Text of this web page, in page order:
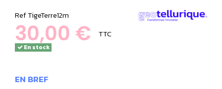
RefTigeTerre12m
30,00 € TTC
En stock
EN BREF